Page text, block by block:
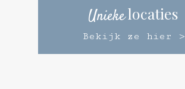
Uniekelocaties
Bekijk ze hier >